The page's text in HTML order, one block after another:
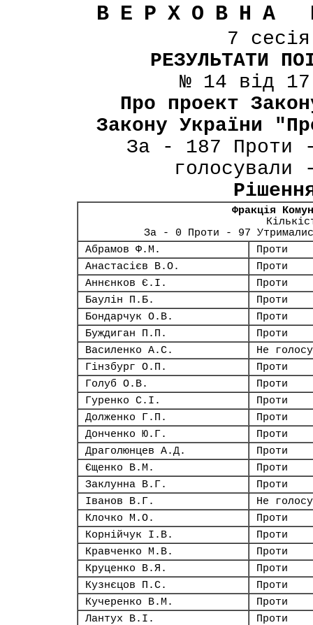
ВЕРХОВНА
7
РЕЗУЛЬТАТИ
№ 14 від
Про проект
Закону України
За - 187 Проти
Фракція
За - 0 Проти - 97
Абрамов Ф.М.
Проти
Анастасієв В.О.
Проти
Аннєнков Є.І.
Проти
Баулін П.Б.
Проти
Бондарчук О.В.
Проти
Буждиган П.П.
Проти
Василенко А.С.
Не
Гінзбург О.П.
Проти
Голуб О.В.
Проти
Гуренко С.І.
Проти
Долженко Г.П.
Проти
Донченко Ю.Г.
Проти
Драголюнцев А.Д.
Проти
Єщенко В.М.
Проти
Заклунна В.Г.
Проти
Іванов В.Г.
Не
Клочко М.О.
Проти
Корнійчук І.В.
Проти
Кравченко М.В.
Проти
Круценко В.Я.
Проти
Кузнєцов П.С.
Проти
Кучеренко В.М.
Проти
Лантух В.І.
Проти